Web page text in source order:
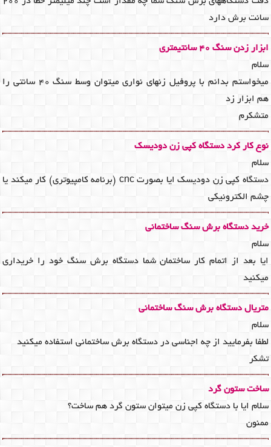
سانت برش دارد
ابزار زدن سنگ 40 سانتیمتری
سلام
میخواستم بدانم با پروفیل زنهای نواری میتوان وسط سنگ 40 سانتی را
هم ابزار زد
متشکرم
نوع کار کرد دستگاه کپی زن دودیسک
سلام
دستگاه کپی زن دودیسک ایا بصورت cnc (برنامه کامپیوتری) کار میکند یا
چشم الکترونیکی
خرید دستگاه برش سنگ ساختمانی
سلام
ایا بعد از اتمام کار ساختمان شما دستگاه برش سنگ خود را خریداری
میکنید
متریال دستگاه برش سنگ ساختمانی
سلام
لطفا بفرمایید از چه اجناسی در دستگاه برش ساختمانی استفاده میکنید
تشکر
ساخت ستون گرد
سلام ایا با دستگاه کپی زن میتوان ستون گرد هم ساخت؟
ممنون